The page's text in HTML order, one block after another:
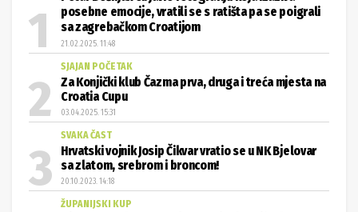
posebne emocije, vratili se s ratišta pa se poigrali
sa zagrebačkom Croatijom
21.02.2025. 11:48
SJAJAN POČETAK
Za Konjički klub Čazma prva, druga i treća mjesta na
Croatia Cupu
03.04.2025. 15:31
SVAKA ČAST
Hrvatski vojnik Josip Čikvar vratio se u NK Bjelovar
sa zlatom, srebrom i broncom!
20.10.2023. 14:18
ŽUPANIJSKI KUP